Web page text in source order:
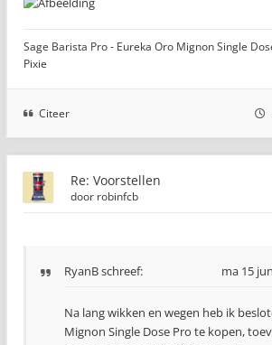
Sage Barista Pro - Eureka Oro Mignon Single
Pixie
Citeer
Re: Voorstellen
door robinfcb
RyanBschreef: ma 15
Na lang wikken en wegen heb ik
Mignon Single Dose Pro te kopen,